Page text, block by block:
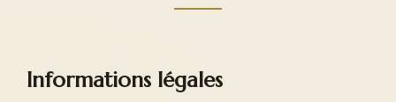
Informations légales